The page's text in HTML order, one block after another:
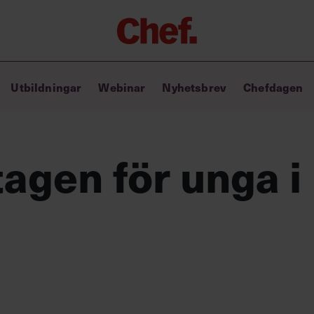
Chefakademin+
Lyft ditt ledarskap med C+
Ledarskapstest
Chef GPT – din chefsassistent i
Utbildningar Webinar Nyhetsbrev Chefdagen
för unga